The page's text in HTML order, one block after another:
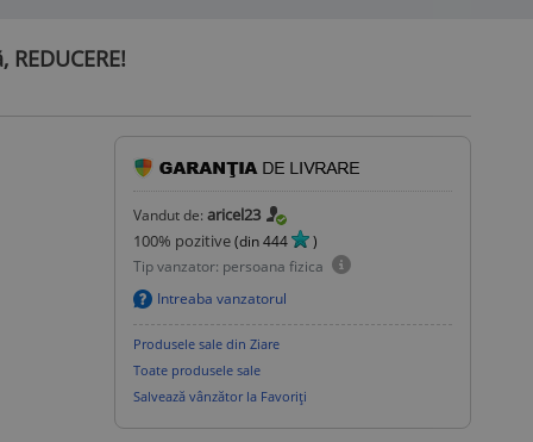
Vandut de: aricel23
100% pozitive(din444
)
Tip vanzator: persoana fizica
Intreaba vanzatorul
Produsele sale din Ziare
Toate produsele sale
Salvează vânzător la Favoriți